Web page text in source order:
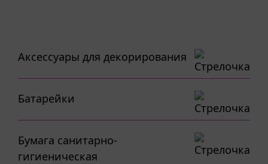
Аксессуары для декорирования
Батарейки
Бумага санитарно-
гигиеническая